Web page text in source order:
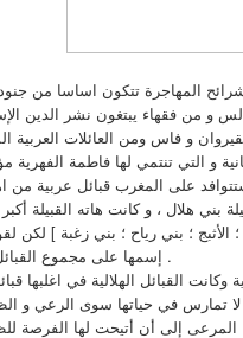
المهاجرة تتكون اساسا من
و فاس ومن العائلات العربية
على المغرب قبائل عربية من
بني هلال ، و كانت هاته القبيلة
؛ بني رياح ؛ بني زغبة ] لكن
إسمها على مجموع القبائل القادمة نحو شمال إفريقيا .
القبائل الهلالية في اغلبها
تمارس في حياتها سوى الرعي و